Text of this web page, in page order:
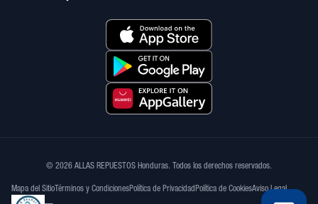
© 2026 ALLAS REPUESTOS Honduras. Todos los derechos reservados.
Mapa del Sitio Términos y CondicionesPolítica de Privacidad Política de CookiesAviso Legal